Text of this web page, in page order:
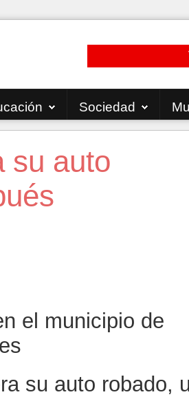
Sociedad
su auto
el municipio de
su auto robado,